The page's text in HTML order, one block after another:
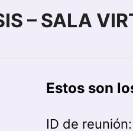
– SALA
Estos son
ID de reunión: